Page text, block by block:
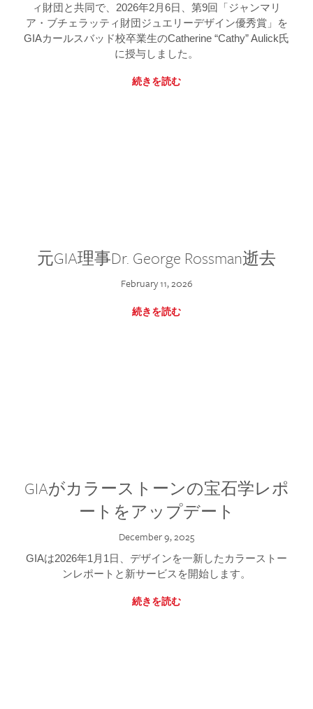
ィ財団と共同で、2026年2月6日、第9回「ジャンマリ
ア・ブチェラッティ財団ジュエリーデザイン優秀賞」を
GIAカールスバッド校卒業生のCatherine “Cathy” Aulick氏
に授与しました。
続きを読む
元GIA理事Dr. George Rossman逝去
February 11, 2026
続きを読む
GIAがカラーストーンの宝石学レポ
ートをアップデート
December 9, 2025
GIAは2026年1月1日、デザインを一新したカラーストー
ンレポートと新サービスを開始します。
続きを読む